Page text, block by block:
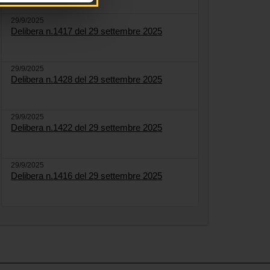
29/9/2025
Delibera n.1417 del 29 settembre 2025
29/9/2025
Delibera n.1428 del 29 settembre 2025
29/9/2025
Delibera n.1422 del 29 settembre 2025
29/9/2025
Delibera n.1416 del 29 settembre 2025